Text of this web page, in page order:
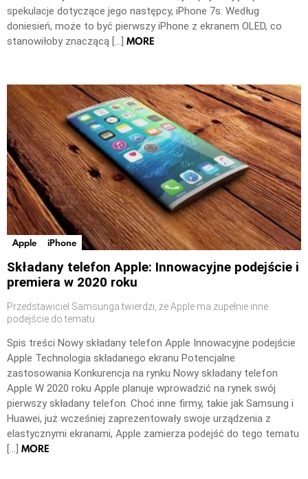
spekulacje dotyczące jego następcy, iPhone 7s. Według
doniesień, może to być pierwszy iPhone z ekranem OLED, co
stanowiłoby znaczącą […] MORE
Apple iPhone
Składany telefon Apple: Innowacyjne podejście i
premiera w 2020 roku
Przedstawiciel Samsunga twierdzi, że Apple ma zupełnie inne
podejście do tematu
Spis treści Nowy składany telefon Apple Innowacyjne podejście
Apple Technologia składanego ekranu Potencjalne
zastosowania Konkurencja na rynku Nowy składany telefon
Apple W 2020 roku Apple planuje wprowadzić na rynek swój
pierwszy składany telefon. Choć inne firmy, takie jak Samsung i
Huawei, już wcześniej zaprezentowały swoje urządzenia z
elastycznymi ekranami, Apple zamierza podejść do tego tematu
[…] MORE